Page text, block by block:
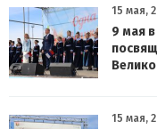
15 мая,
9 мая
15 мая,